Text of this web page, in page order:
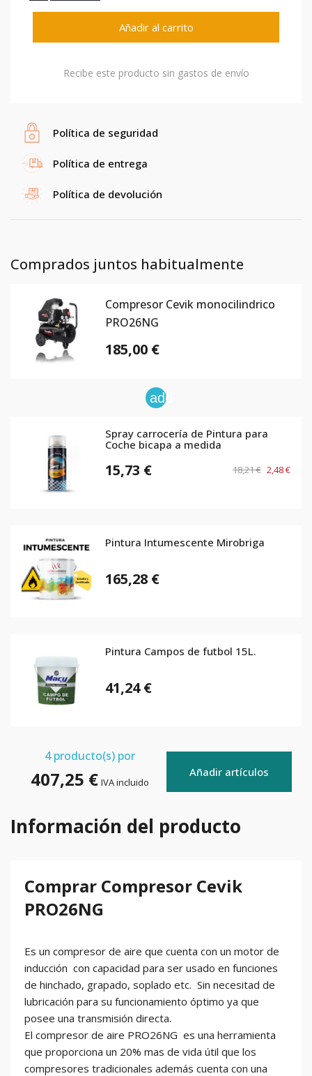
Añadir al carrito
Recibe este producto sin gastos de envío
Política de seguridad
Política de entrega
Política de devolución
Comprados juntos habitualmente
Compresor Cevik monocilindrico
PRO26NG
185,00 €
add
Spray carrocería de Pintura para
Coche bicapa a medida
15,73 € 18,21 € 2,48 €
Pintura Intumescente Mirobriga
165,28 €
Pintura Campos de futbol 15L.
41,24 €
4producto(s) por
407,25 € IVA incluido
Añadir artículos
Información del producto
Comprar Compresor Cevik
PRO26NG
Es un compresor de aire que cuenta con un motor de
inducción con capacidad para ser usado en funciones
de hinchado, grapado, soplado etc. Sin necesitad de
lubricación para su funcionamiento óptimo ya que
posee una transmisión directa.
El compresor de aire PRO26NG es una herramienta
que proporciona un 20% mas de vida útil que los
compresores tradicionales además cuenta con una